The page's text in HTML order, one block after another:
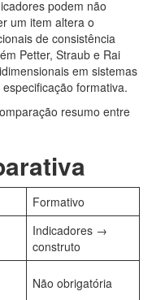
podem não
um item altera o
de consistência
Petter, Straub e Rai
em sistemas
formativa.
resumo entre
Formativo
Indicadores →
construto
Não obrigatória